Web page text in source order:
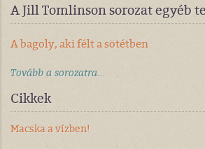
A Jill Tomlinson sorozat egyéb
A bagoly, aki félt a sötétben
Tovább a sorozatra...
Cikkek
Macska a vízben!